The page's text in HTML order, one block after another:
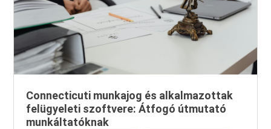
Connecticuti munkajog és alkalmazottak
felügyeleti szoftvere: Átfogó útmutató
munkáltatóknak